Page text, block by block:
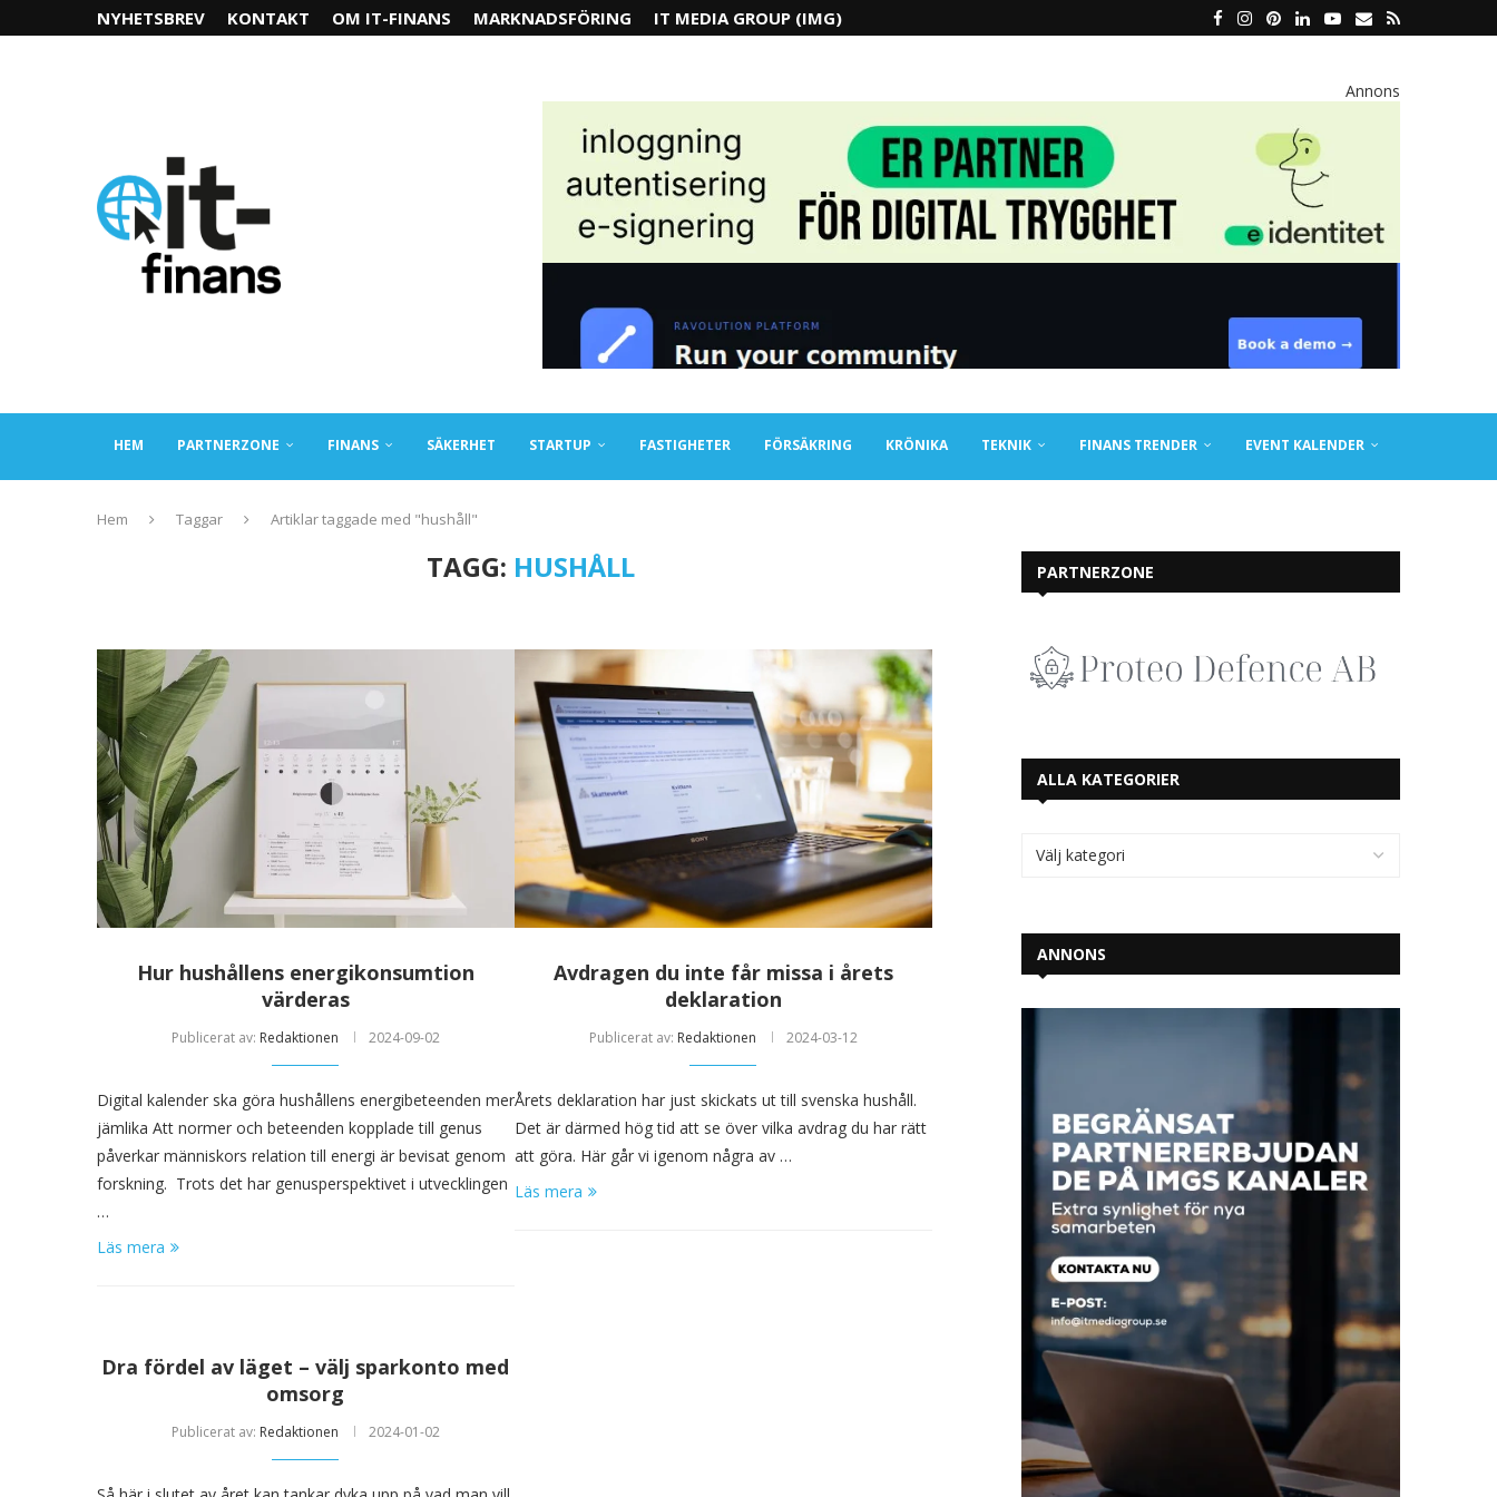
NYHETSBREV KONTAKT OM IT-FINANS MARKNADSFÖRING IT MEDIA GROUP (IMG)
Annons
HEM PARTNERZONE FINANS SÄKERHET STARTUP FASTIGHETER FÖRSÄKRING KRÖNIKA TEKNIK FINANS TRENDER EVENT KALENDER
Hem Taggar Artiklar taggade med "hushåll"
TAGG: HUSHÅLL
Hur hushållens energikonsumtion
värderas
Publicerat av: Redaktionen 2024-09-02
Digital kalender ska göra hushållens energibeteenden mer
jämlika Att normer och beteenden kopplade till genus
påverkar människors relation till energi är bevisat genom
forskning. Trots det har genusperspektivet i utvecklingen
…
Läs mera
Avdragen du inte får missa i årets
deklaration
Publicerat av: Redaktionen 2024-03-12
Årets deklaration har just skickats ut till svenska hushåll.
Det är därmed hög tid att se över vilka avdrag du har rätt
att göra. Här går vi igenom några av …
Läs mera
Dra fördel av läget – välj sparkonto med
omsorg
Publicerat av: Redaktionen 2024-01-02
PARTNERZONE
ALLA KATEGORIER
ANNONS